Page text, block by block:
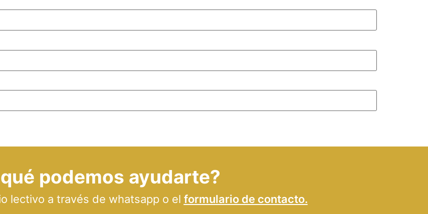
podemos ayudarte?
lectivo a través de whatsapp o el formulario de contacto.